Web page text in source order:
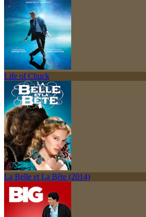
Life of Chuck
La Belle et La Bête (2014)